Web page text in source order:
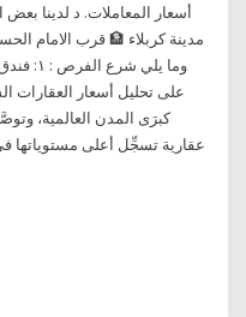
أسعار المعاملات. د لدينا بعض
مدينة كربلاء 🏦 قرب الامام
كبرَى المدن العالمية،
عقارية تسجِّل أعلى مستوياتها